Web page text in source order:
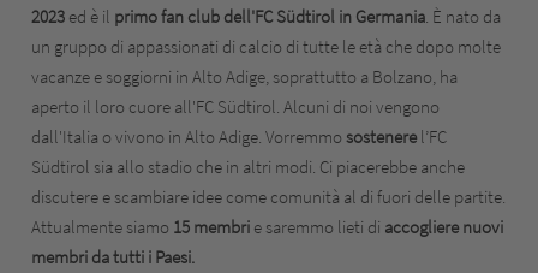
2023 ed è il primo fan club dell'FC Südtirol in Germania. È nato da
un gruppo di appassionati di calcio di tutte le età che dopo molte
vacanze e soggiorni in Alto Adige, soprattutto a Bolzano, ha
aperto il loro cuore all'FC Südtirol. Alcuni di noi vengono
dall'Italia o vivono in Alto Adige. Vorremmosostenere l’FC
Südtirol sia allo stadio che in altri modi. Ci piacerebbe anche
discutere e scambiare idee come comunità al di fuori delle partite.
Attualmente siamo 15 membri e saremmo lieti di accogliere nuovi
membri da tutti i Paesi.